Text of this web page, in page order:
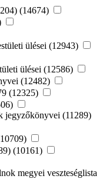
(14674)
ülései (12943)
ülései (12586)
(12482)
(12325)
jegyzőkönyvei (11289)
(10161)
megyei veszteséglista